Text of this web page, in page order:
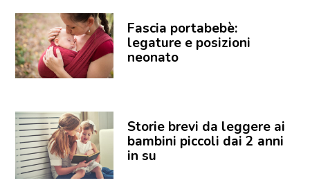
Fascia portabebè:
legature e posizioni
neonato
Storie brevi da leggere ai
bambini piccoli dai 2 anni
in su